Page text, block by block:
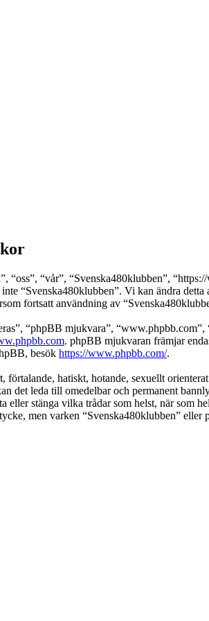
“oss”, “vår”, “Svenska480klubben”,
“Svenska480klubben”. Vi kan ändra
fortsatt användning av
“phpBB mjukvara”,
. phpBB mjukvaran främjar
besök https://www.phpbb.com/.
hatiskt, hotande, sexuellt
det leda till omedelbar och permanent
eller stänga vilka trådar som helst, när som
men varken “Svenska480klubben”